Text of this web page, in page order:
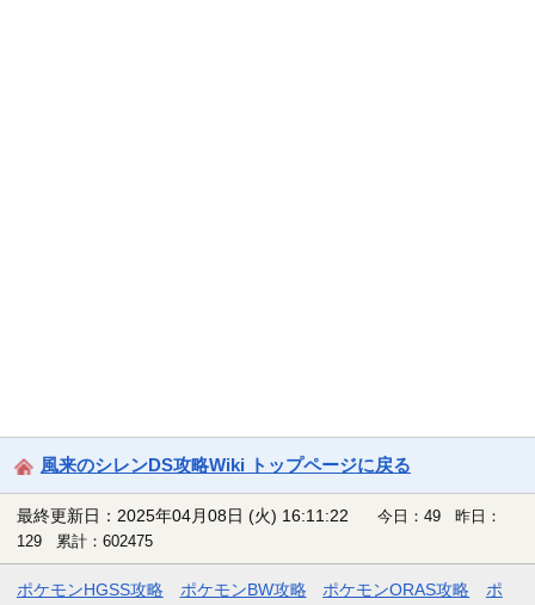
風来のシレンDS攻略Wiki トップページに戻る
最終更新日：2025年04月08日 (火) 16:11:22
今日：49 昨日：
129 累計：602475
ポケモンHGSS攻略 ポケモンBW攻略 ポケモンORAS攻略 ポ